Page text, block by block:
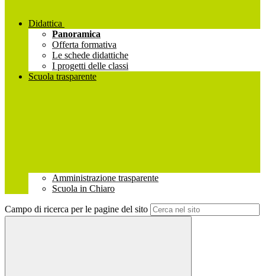
Didattica
Panoramica
Offerta formativa
Le schede didattiche
I progetti delle classi
Scuola trasparente
Amministrazione trasparente
Scuola in Chiaro
Campo di ricerca per le pagine del sito